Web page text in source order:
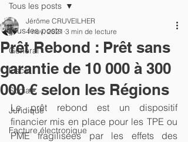
Tous les posts
Général
Fiscal
Social
Juridique
Facture électronique
Tous les posts
Prêt Rebond : Prêt sans
garantie de 10 000 à 300
000 € selon les Régions
Jérôme CRUVEILHER
4 nov. 2021 3 min de lecture
Le prêt rebond est un dispositif
financier mis en place pour les TPE ou
PME fragilisées par les effets des